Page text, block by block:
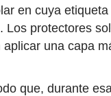
en cuya
Los protectores
una capa
que, durante